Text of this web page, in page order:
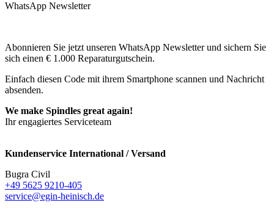
WhatsApp Newsletter
Abonnieren Sie jetzt unseren WhatsApp Newsletter und sichern Sie
sich einen € 1.000 Reparaturgutschein.
Einfach diesen Code mit ihrem Smartphone scannen und Nachricht
absenden.
We make Spindles great again!
Ihr engagiertes Serviceteam
Kundenservice International / Versand
Bugra Civil
+49 5625 9210-405
service@egin-heinisch.de